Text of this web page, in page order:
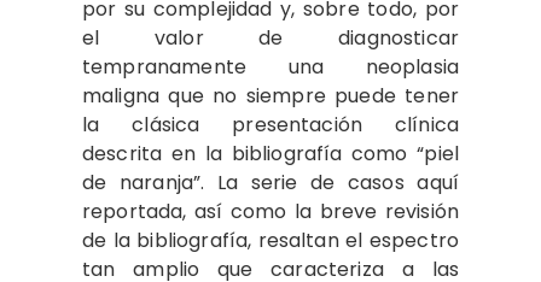
por su complejidad y, sobre todo, por
el valor de diagnosticar
tempranamente una neoplasia
maligna que no siempre puede tener
la clásica presentación clínica
descrita en la bibliografía como “piel
de naranja”. La serie de casos aquí
reportada, así como la breve revisión
de la bibliografía, resaltan el espectro
tan amplio que caracteriza a las